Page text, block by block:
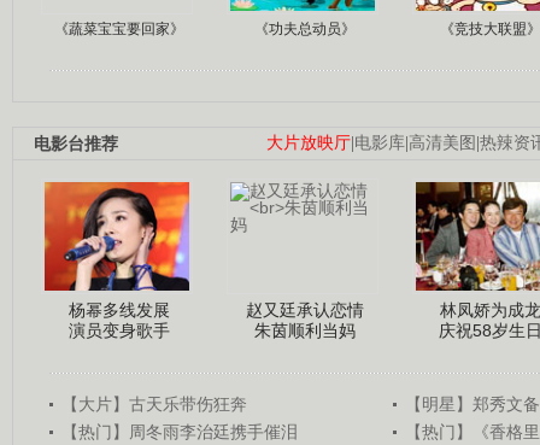
《蔬菜宝宝要回家》 《功夫总动员》 《竞技大联盟》
大片放映厅|电影库|高清美图 |热辣资
电影台推荐
杨幂多线发展
演员变身歌手
赵又廷承认恋情
朱茵顺利当妈
林凤娇为成龙
庆祝58岁生
【大片】古天乐带伤狂奔
【明星】郑秀文
【热门】周冬雨李治廷携手催泪
【热门】《香格